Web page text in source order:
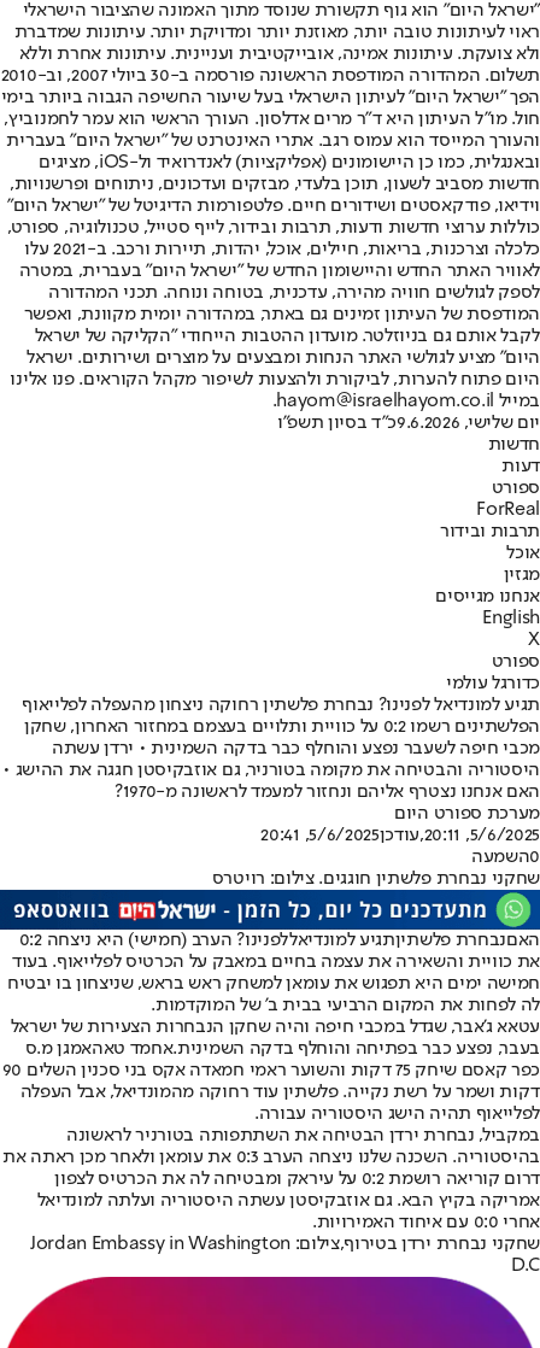
"ישראל היום" הוא גוף תקשורת שנוסד מתוך האמונה שהציבור הישראלי
ראוי לעיתונות טובה יותר, מאוזנת יותר ומדויקת יותר. עיתונות שמדברת
ולא צועקת. עיתונות אמינה, אובייקטיבית ועניינית. עיתונות אחרת וללא
תשלום. המהדורה המודפסת הראשונה פורסמה ב-30 ביולי 2007, וב-2010
הפך "ישראל היום" לעיתון הישראלי בעל שיעור החשיפה הגבוה ביותר בימי
חול. מו"ל העיתון היא ד"ר מרים אדלסון. העורך הראשי הוא עמר לחמנוביץ,
והעורך המייסד הוא עמוס רגב. אתרי האינטרנט של "ישראל היום" בעברית
ובאנגלית, כמו כן היישומונים (אפליקציות) לאנדרואיד ול-iOS, מציגים
חדשות מסביב לשעון, תוכן בלעדי, מבזקים ועדכונים, ניתוחים ופרשנויות,
וידיאו, פודקאסטים ושידורים חיים. פלטפורמות הדיגיטל של "ישראל היום"
כוללות ערוצי חדשות ודעות, תרבות ובידור, לייף סטייל, טכנולוגיה, ספורט,
כלכלה וצרכנות, בריאות, חיילים, אוכל, יהדות, תיירות ורכב. ב-2021 עלו
לאוויר האתר החדש והיישומון החדש של "ישראל היום" בעברית, במטרה
לספק לגולשים חוויה מהירה, עדכנית, בטוחה ונוחה. תכני המהדורה
המודפסת של העיתון זמינים גם באתר, במהדורה יומית מקוונת, ואפשר
לקבל אותם גם בניוזלטר. מועדון ההטבות הייחודי "הקליקה של ישראל
היום" מציע לגולשי האתר הנחות ומבצעים על מוצרים ושירותים. ישראל
היום פתוח להערות, לביקורת ולהצעות לשיפור מקהל הקוראים. פנו אלינו
במייל hayom@israelhayom.co.il.
יום שלישי, 9.6.2026
כ"ד בסיון תשפ"ו
חדשות
דעות
ספורט
ForReal
תרבות ובידור
אוכל
מגזין
אנחנו מגייסים
English
X
ספורט
כדורגל עולמי
תגיע למונדיאל לפנינו? נבחרת פלשתין רחוקה ניצחון מהעפלה לפלייאוף
הפלשתינים רשמו 0:2 על כוויית ותלויים בעצמם במחזור האחרון, שחקן
מכבי חיפה לשעבר נפצע והוחלף כבר בדקה השמינית • ירדן עשתה
היסטוריה והבטיחה את מקומה בטורניר, גם אוזבקיסטן חגגה את ההישג •
האם אנחנו נצטרף אליהם ונחזור למעמד לראשונה מ-1970?
מערכת ספורט היום
5/6/2025, 20:11
,עודכן5/6/2025, 20:41
0השמעה
שחקני נבחרת פלשתין חוגגים. צילום: רויטרס
האםנבחרת פלשתיןתגיע למונדיאל
לפנינו? הערב (חמישי) היא ניצחה 0:2
את כוויית והשאירה את עצמה בחיים במאבק על הכרטיס לפלייאוף. בעוד
חמישה ימים היא תפגוש את עומאן למשחק ראש בראש, שניצחון בו יבטיח
לה לפחות את המקום הרביעי בבית ב' של המוקדמות.
עטאא ג'אבר, שגדל במכבי חיפה והיה שחקן הנבחרות הצעירות של ישראל
בעבר, נפצע כבר בפתיחה והוחלף בדקה השמינית.אחמד טאהאמגן מ.ס
כפר קאסם שיחק 75 דקות והשוער ראמי חמאדה אקס בני סכנין השלים 90
דקות ושמר על רשת נקייה. פלשתין עוד רחוקה מהמונדיאל, אבל העפלה
לפלייאוף תהיה הישג היסטוריה עבורה.
במקביל, נבחרת ירדן הבטיחה את השתתפותה בטורניר לראשונה
בהיסטוריה. השכנה שלנו ניצחה הערב 0:3 את עומאן ולאחר מכן ראתה את
דרום קוריאה רושמת 0:2 על עיראק ומבטיחה לה את הכרטיס לצפון
אמריקה בקיץ הבא. גם אוזבקיסטן עשתה היסטוריה ועלתה למונדיאל
אחרי 0:0 עם איחוד האמירויות.
שחקני נבחרת ירדן בטירוף,צילום: Jordan Embassy in Washington
D.C